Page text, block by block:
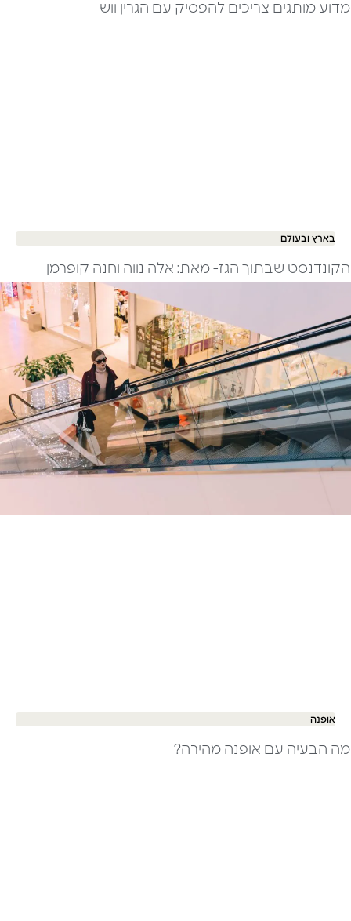
מדוע מותגים צריכים להפסיק עם הגרין ווש
בארץ ובעולם
הקונדנסט שבתוך הגז- מאת: אלה נווה וחנה קופרמן
אופנה
מה הבעיה עם אופנה מהירה?